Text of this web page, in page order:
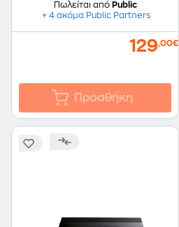
Πωλείται από Public
+ 4 ακόμα Public Partners
129,00€
Προσθήκη